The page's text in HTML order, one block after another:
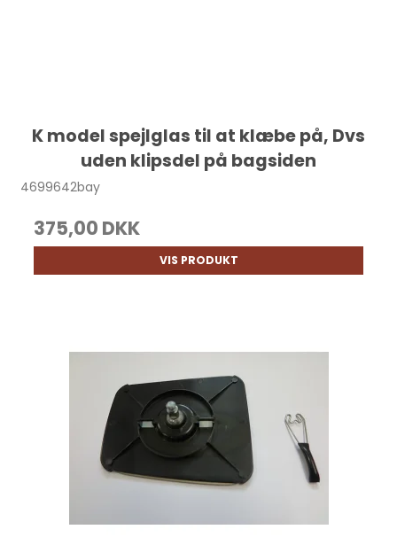
K model spejlglas til at klæbe på, Dvs
uden klipsdel på bagsiden
4699642bay
375,00 DKK
VIS PRODUKT